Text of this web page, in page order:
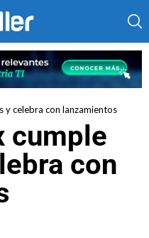
y celebra con lanzamientos
cumple
con